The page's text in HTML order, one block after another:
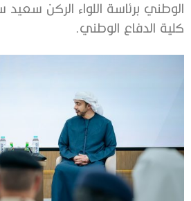
الوطني برئاسة اللواء الركن سعيد
كلية الدفاع الوطني.